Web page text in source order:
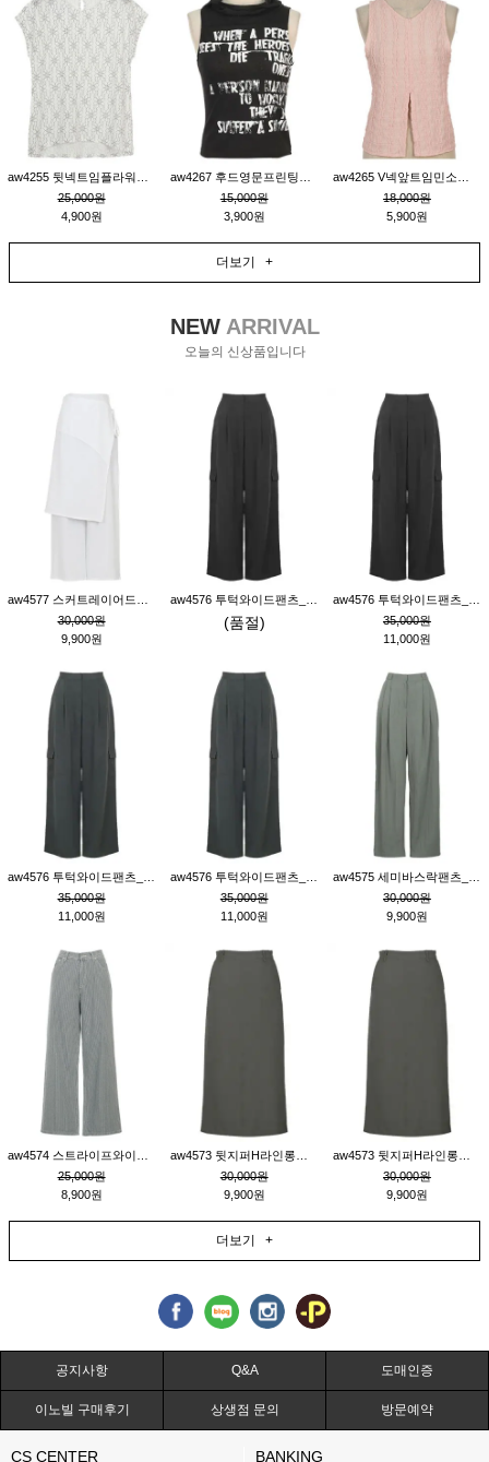
25,000원
4,900원
15,000원
3,900원
18,000원
5,900원
더보기 +
NEWARRIVAL
오늘의 신상품입니다
30,000원
9,900원
(품절)
35,000원
11,000원
35,000원
11,000원
35,000원
11,000원
30,000원
9,900원
25,000원
8,900원
30,000원
9,900원
30,000원
9,900원
더보기 +
공지사항 Q&A 도매인증
이노빌 구매후기 상생점 문의 방문예약
CS CENTER BANKING